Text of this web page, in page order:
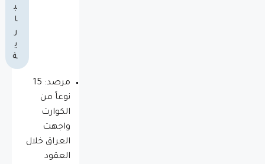
ب
ا
ر
ي
ة
مرصد: 15
نوعاً من
الكوارث
واجهت
العراق خلال
العقود